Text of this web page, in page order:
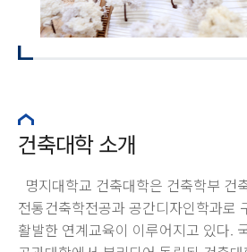
건축대학 소개
명지대학교 건축대학은 건축학부 건
전통건축학전공과 공간디자인학과로
활발한 연계교육이 이루어지고 있다.